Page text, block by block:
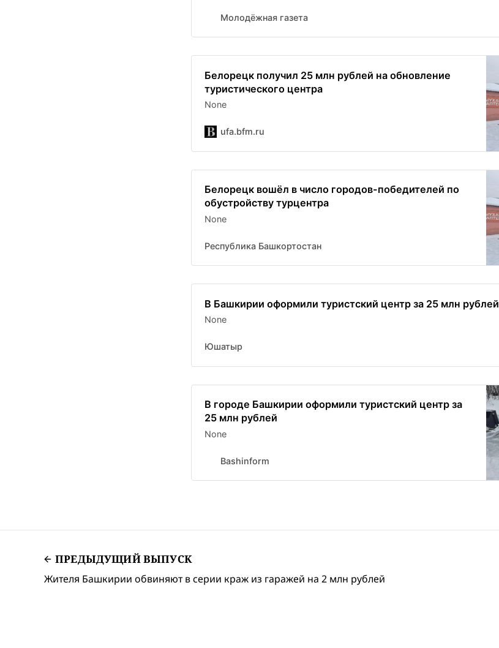
Молодёжная газета
Белорецк получил 25 млн рублей на обновление
туристического центра
None
ufa.bfm.ru
Белорецк вошёл в число городов-победителей по
обустройству турцентра
None
Республика Башкортостан
В Башкирии оформили туристский центр за 25 млн рублей
None
Юшатыр
В городе Башкирии оформили туристский центр за
25 млн рублей
None
Bashinform
ПРЕДЫДУЩИЙ ВЫПУСК
Жителя Башкирии обвиняют в серии краж из гаражей на 2 млн рублей